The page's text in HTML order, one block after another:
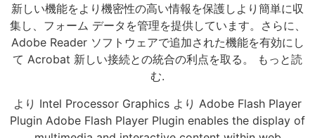
新しい機能をより機密性の高い情報を保護しより簡単に収
集し、フォーム データを管理を提供しています。さらに、
Adobe Reader ソフトウェアで追加された機能を有効にし
て Acrobat 新しい接続との統合の利点を取る。 もっと読
む.
より Intel Processor Graphics より Adobe Flash Player
Plugin Adobe Flash Player Plugin enables the display of